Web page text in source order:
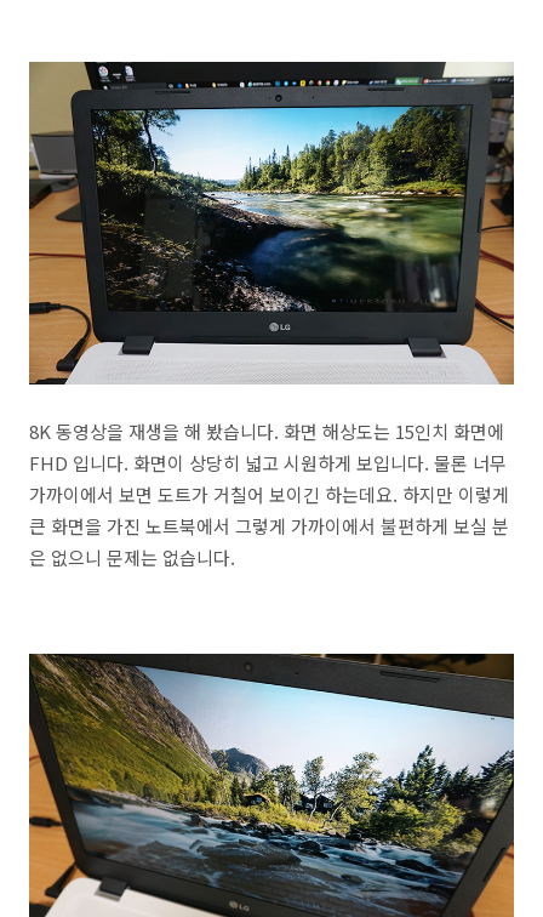
8K 동영상을 재생을 해 봤습니다. 화면 해상도는 15인치 화면에
FHD 입니다. 화면이 상당히 넓고 시원하게 보입니다. 물론 너무
가까이에서 보면 도트가 거칠어 보이긴 하는데요. 하지만 이렇게
큰 화면을 가진 노트북에서 그렇게 가까이에서 불편하게 보실 분
은 없으니 문제는 없습니다.